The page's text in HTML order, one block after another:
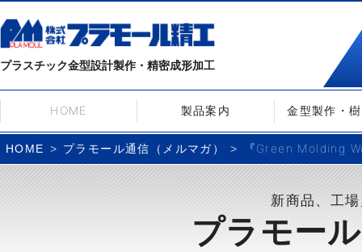
プラスチック金型設計製作・精密成形加工
HOME 製品案内 金型製作・
HOME プラモール通信（メルマガ） 『Green Molding
新商品、工
プラモー